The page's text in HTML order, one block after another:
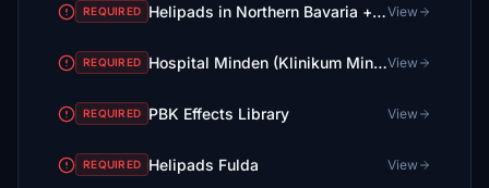
REQUIRED Helipads in Northern Bavaria + Emergency scenarios 2.3View
REQUIRED Hospital Minden (Klinikum Minden)View
REQUIRED PBK Effects Library View
REQUIRED Helipads Fulda View